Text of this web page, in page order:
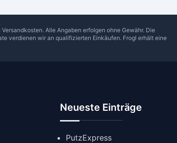
Alle Angaben erfolgen ohne Gewähr. Die
verdienen wir an qualifizierten Einkäufen. Frogl erhält eine
Neueste Einträge
PutzExpress